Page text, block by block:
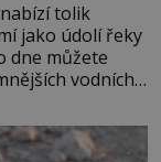
tolik
jako údolí řeky
dne můžete
vodních
památek ve